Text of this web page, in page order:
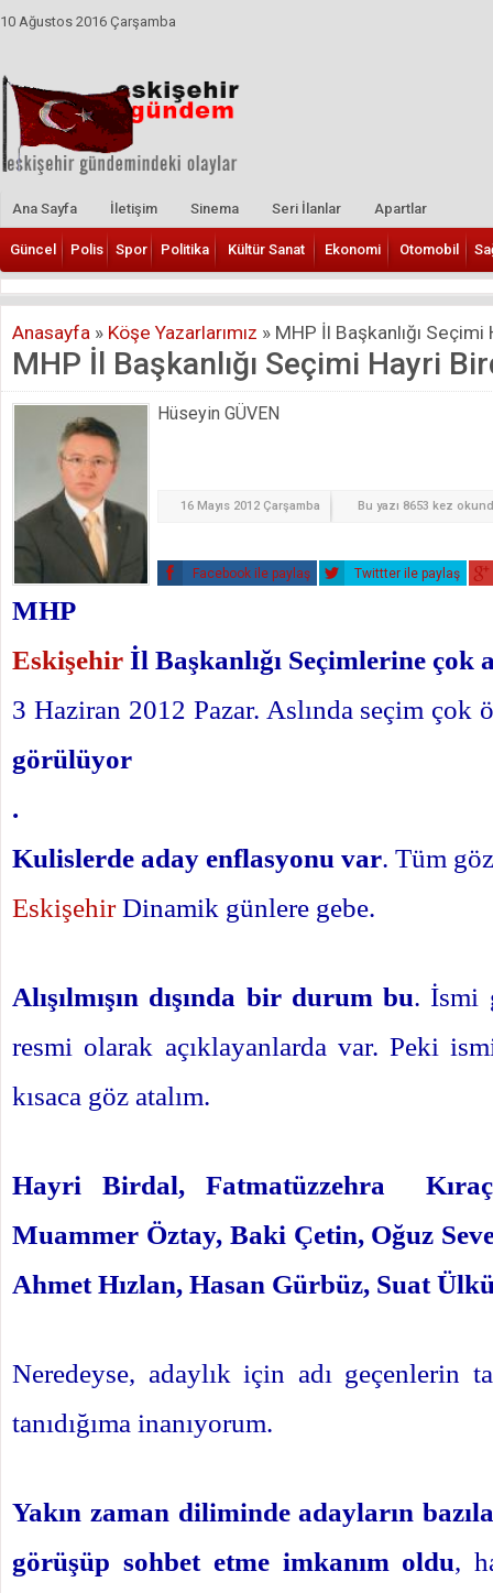
10 Ağustos 2016 Çarşamba
Ana Sayfa İletişim Sinema Seri İlanlar Apartlar
Güncel Polis Spor Politika Kültür Sanat Ekonomi Otomobil
Anasayfa » Köşe Yazarlarımız » MHP İl Başkanlığı
MHP İl Başkanlığı Seçimi Hayri
Hüseyin GÜVEN
16 Mayıs 2012 Çarşamba Bu yazı 8653 kez
Facebook ile paylaş Twittter ile paylaş
MHP
Eskişehir İl Başkanlığı Seçimlerine çok
3 Haziran 2012 Pazar. Aslında seçim çok
görülüyor
.
Kulislerde aday enflasyonu var. Tüm
EskişehirDinamik günlere gebe.
Alışılmışın dışında bir durum bu. İsmi
resmi olarak açıklayanlarda var. Peki
kısaca göz atalım.
Hayri Birdal, Fatmatüzzehra
Muammer Öztay, Baki Çetin, Oğuz
Ahmet Hızlan, Hasan Gürbüz, Suat
Neredeyse, adaylık için adı geçenlerin
tanıdığıma inanıyorum.
Yakın zaman diliminde adayların
görüşüp sohbet etme imkanım oldu,